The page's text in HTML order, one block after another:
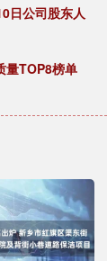
日公司股东人
量TOP8榜单